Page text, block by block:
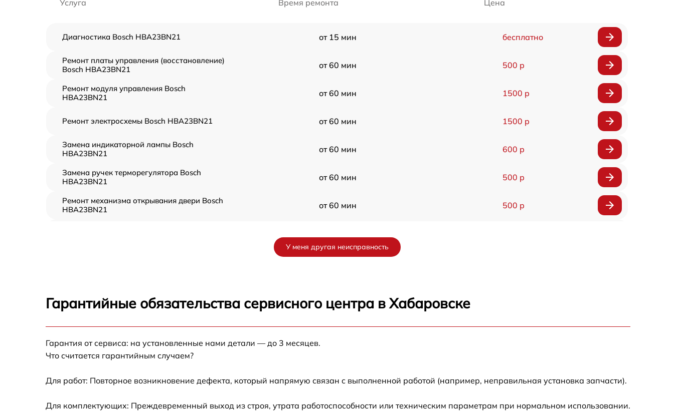
Услуга Время ремонта Цена
Диагностика Bosch HBA23BN21 от 15 мин бесплатно
Ремонт платы управления (восстановление)
Bosch HBA23BN21
от 60 мин 500 р
Ремонт модуля управления Bosch
HBA23BN21
от 60 мин 1500 р
Ремонт электросхемы Bosch HBA23BN21 от 60 мин 1500 р
Замена индикаторной лампы Bosch
HBA23BN21
от 60 мин 600 р
Замена ручек терморегулятора Bosch
HBA23BN21
от 60 мин 500 р
Ремонт механизма открывания двери Bosch
HBA23BN21
от 60 мин 500 р
Замена термодатчика Bosch HBA23BN21 от 60 мин
HBA23BN21
У меня другая неисправность
Гарантийные обязательства сервисного центра в Хабаровске
Гарантия от сервиса: на установленные нами детали — до 3 месяцев.
Что считается гарантийным случаем?
Для работ: Повторное возникновение дефекта, который напрямую связан с выполненной работой (например, неправильная установка запчасти).
Для комплектующих: Преждевременный выход из строя, утрата работоспособности или техническим параметрам при нормальном использовании.